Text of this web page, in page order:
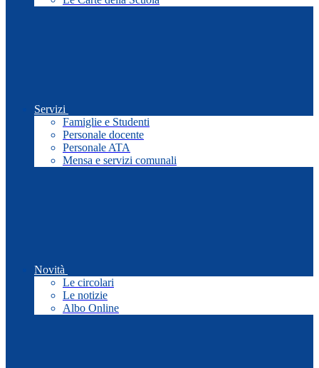
Servizi
Famiglie e Studenti
Personale docente
Personale ATA
Mensa e servizi comunali
Novità
Le circolari
Le notizie
Albo Online